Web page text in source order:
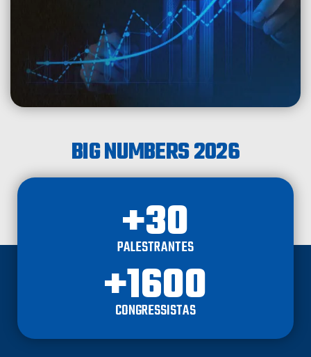
BIG NUMBERS 2026
PALESTRANTES
+30
CONGRESSISTAS
+1600